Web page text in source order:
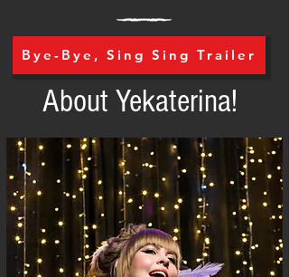
Bye-Bye, Sing Sing Trailer
About Yekaterina!